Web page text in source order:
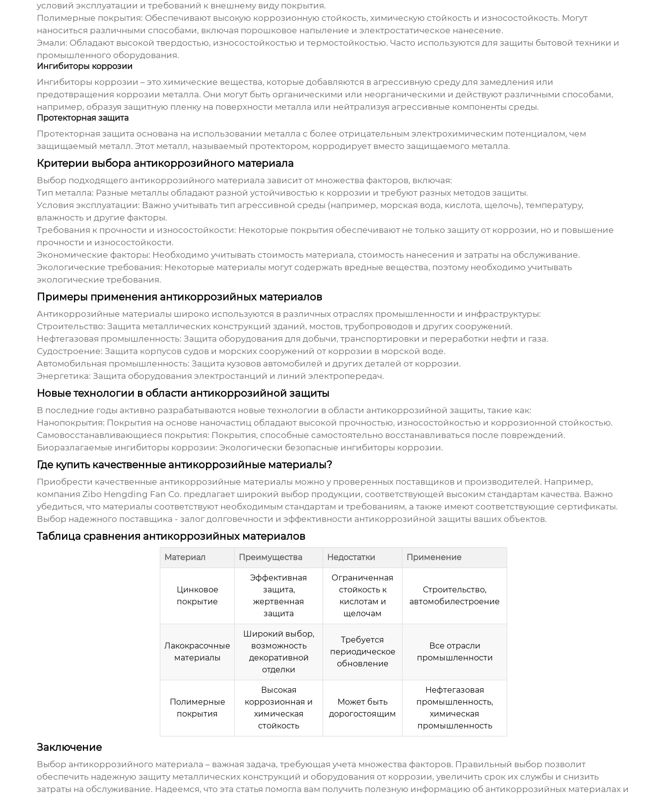
условий эксплуатации и требований к внешнему виду покрытия.
Полимерные покрытия: Обеспечивают высокую коррозионную стойкость, химическую стойкость и износостойкость. Могут
наноситься различными способами, включая порошковое напыление и электростатическое нанесение.
Эмали: Обладают высокой твердостью, износостойкостью и термостойкостью. Часто используются для защиты бытовой техники и
промышленного оборудования.
Ингибиторы коррозии
Ингибиторы коррозии – это химические вещества, которые добавляются в агрессивную среду для замедления или
предотвращения коррозии металла. Они могут быть органическими или неорганическими и действуют различными способами,
например, образуя защитную пленку на поверхности металла или нейтрализуя агрессивные компоненты среды.
Протекторная защита
Протекторная защита основана на использовании металла с более отрицательным электрохимическим потенциалом, чем
защищаемый металл. Этот металл, называемый протектором, корродирует вместо защищаемого металла.
Критерии выбора антикоррозийного материала
Выбор подходящего антикоррозийного материала зависит от множества факторов, включая:
Тип металла: Разные металлы обладают разной устойчивостью к коррозии и требуют разных методов защиты.
Условия эксплуатации: Важно учитывать тип агрессивной среды (например, морская вода, кислота, щелочь), температуру,
влажность и другие факторы.
Требования к прочности и износостойкости: Некоторые покрытия обеспечивают не только защиту от коррозии, но и повышение
прочности и износостойкости.
Экономические факторы: Необходимо учитывать стоимость материала, стоимость нанесения и затраты на обслуживание.
Экологические требования: Некоторые материалы могут содержать вредные вещества, поэтому необходимо учитывать
экологические требования.
Примеры применения антикоррозийных материалов
Антикоррозийные материалы широко используются в различных отраслях промышленности и инфраструктуры:
Строительство: Защита металлических конструкций зданий, мостов, трубопроводов и других сооружений.
Нефтегазовая промышленность: Защита оборудования для добычи, транспортировки и переработки нефти и газа.
Судостроение: Защита корпусов судов и морских сооружений от коррозии в морской воде.
Автомобильная промышленность: Защита кузовов автомобилей и других деталей от коррозии.
Энергетика: Защита оборудования электростанций и линий электропередач.
Новые технологии в области антикоррозийной защиты
В последние годы активно разрабатываются новые технологии в области антикоррозийной защиты, такие как:
Нанопокрытия: Покрытия на основе наночастиц обладают высокой прочностью, износостойкостью и коррозионной стойкостью.
Самовосстанавливающиеся покрытия: Покрытия, способные самостоятельно восстанавливаться после повреждений.
Биоразлагаемые ингибиторы коррозии: Экологически безопасные ингибиторы коррозии.
Где купить качественные антикоррозийные материалы?
Приобрести качественные антикоррозийные материалы можно у проверенных поставщиков и производителей. Например,
компания Zibo Hengding Fan Co. предлагает широкий выбор продукции, соответствующей высоким стандартам качества. Важно
убедиться, что материалы соответствуют необходимым стандартам и требованиям, а также имеют соответствующие сертификаты.
Выбор надежного поставщика - залог долговечности и эффективности антикоррозийной защиты ваших объектов.
Таблица сравнения антикоррозийных материалов
Материал Преимущества Недостатки Применение
Цинковое
покрытие
Эффективная
защита,
жертвенная
защита
Ограниченная
стойкость к
кислотам и
щелочам
Строительство,
автомобилестроение
Лакокрасочные
материалы
Широкий выбор,
возможность
декоративной
отделки
Требуется
периодическое
обновление
Все отрасли
промышленности
Полимерные
покрытия
Высокая
коррозионная и
химическая
стойкость
Может быть
дорогостоящим
Нефтегазовая
промышленность,
химическая
промышленность
Заключение
Выбор антикоррозийного материала – важная задача, требующая учета множества факторов. Правильный выбор позволит
обеспечить надежную защиту металлических конструкций и оборудования от коррозии, увеличить срок их службы и снизить
затраты на обслуживание. Надеемся, что эта статья помогла вам получить полезную информацию об антикоррозийных материалахи